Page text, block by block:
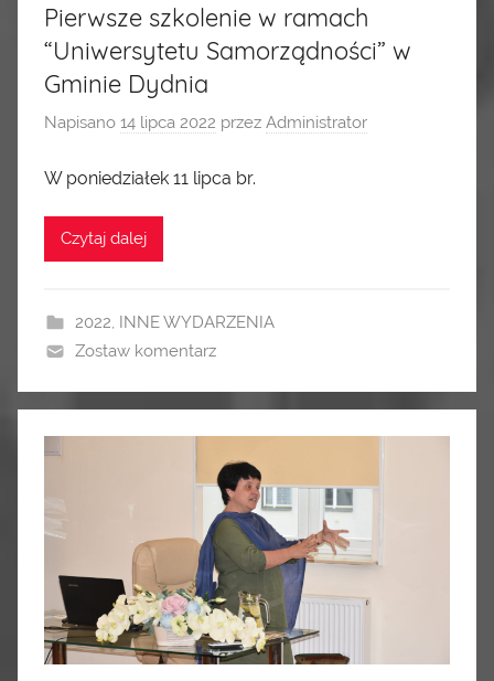
Pierwsze szkolenie w ramach
“Uniwersytetu Samorządności” w
Gminie Dydnia
Napisano 14 lipca 2022 przez Administrator
W poniedziałek 11 lipca br.
Czytaj dalej
2022, INNE WYDARZENIA
Zostaw komentarz